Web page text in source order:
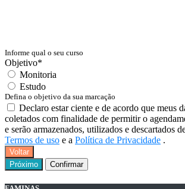
Informe qual o seu curso
Objetivo*
Monitoria
Estudo
Defina o objetivo da sua marcação
Declaro estar ciente e de acordo que meus
coletados com finalidade de permitir o
e serão armazenados, utilizados e descartados
Termos de uso e a Política de Privacidade .
Voltar
Próximo
Confirmar